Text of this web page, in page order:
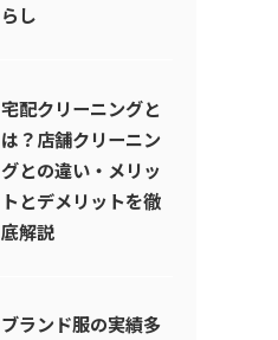
らし
宅配クリーニングと
は？店舗クリーニン
グとの違い・メリッ
トとデメリットを徹
底解説
ブランド服の実績多